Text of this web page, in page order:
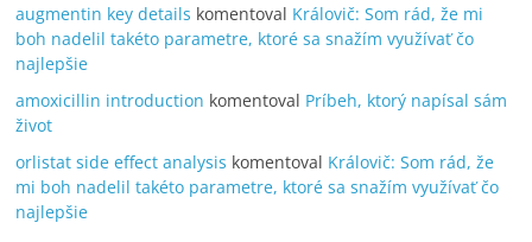
augmentin key details komentoval Královič: Som rád, že mi
boh nadelil takéto parametre, ktoré sa snažím využívať čo
najlepšie
amoxicillin introduction komentoval Príbeh, ktorý napísal sám
život
orlistat side effect analysis komentoval Královič: Som rád, že
mi boh nadelil takéto parametre, ktoré sa snažím využívať čo
najlepšie